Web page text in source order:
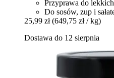
Przyprawa do
Do sosów, zup i
25,99 zł (649,75 zł / kg)
Dostawa do 12 sierpnia